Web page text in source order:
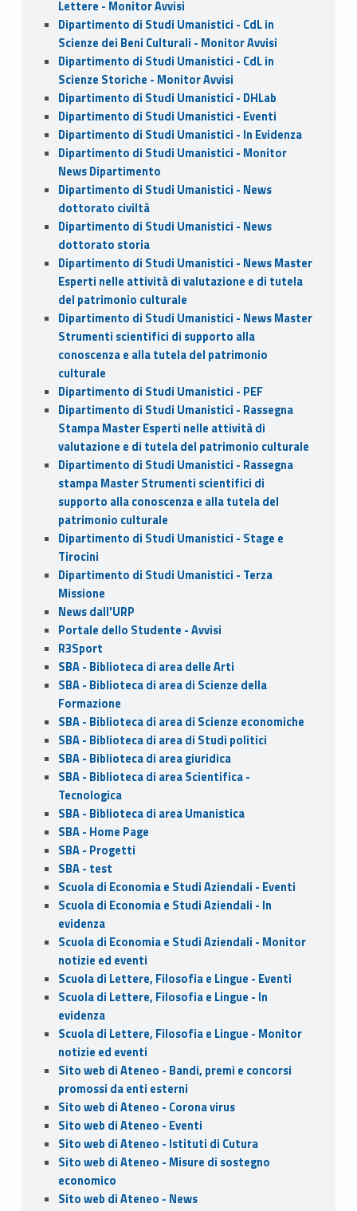
Lettere - Monitor Avvisi
Dipartimento di Studi Umanistici - CdL in
Scienze dei Beni Culturali - Monitor Avvisi
Dipartimento di Studi Umanistici - CdL in
Scienze Storiche - Monitor Avvisi
Dipartimento di Studi Umanistici - DHLab
Dipartimento di Studi Umanistici - Eventi
Dipartimento di Studi Umanistici - In Evidenza
Dipartimento di Studi Umanistici - Monitor
News Dipartimento
Dipartimento di Studi Umanistici - News
dottorato civiltà
Dipartimento di Studi Umanistici - News
dottorato storia
Dipartimento di Studi Umanistici - News Master
Esperti nelle attività di valutazione e di tutela
del patrimonio culturale
Dipartimento di Studi Umanistici - News Master
Strumenti scientifici di supporto alla
conoscenza e alla tutela del patrimonio
culturale
Dipartimento di Studi Umanistici - PEF
Dipartimento di Studi Umanistici - Rassegna
Stampa Master Esperti nelle attività di
valutazione e di tutela del patrimonio culturale
Dipartimento di Studi Umanistici - Rassegna
stampa Master Strumenti scientifici di
supporto alla conoscenza e alla tutela del
patrimonio culturale
Dipartimento di Studi Umanistici - Stage e
Tirocini
Dipartimento di Studi Umanistici - Terza
Missione
News dall'URP
Portale dello Studente - Avvisi
R3Sport
SBA - Biblioteca di area delle Arti
SBA - Biblioteca di area di Scienze della
Formazione
SBA - Biblioteca di area di Scienze economiche
SBA - Biblioteca di area di Studi politici
SBA - Biblioteca di area giuridica
SBA - Biblioteca di area Scientifica -
Tecnologica
SBA - Biblioteca di area Umanistica
SBA - Home Page
SBA - Progetti
SBA - test
Scuola di Economia e Studi Aziendali - Eventi
Scuola di Economia e Studi Aziendali - In
evidenza
Scuola di Economia e Studi Aziendali - Monitor
notizie ed eventi
Scuola di Lettere, Filosofia e Lingue - Eventi
Scuola di Lettere, Filosofia e Lingue - In
evidenza
Scuola di Lettere, Filosofia e Lingue - Monitor
notizie ed eventi
Sito web di Ateneo - Bandi, premi e concorsi
promossi da enti esterni
Sito web di Ateneo - Corona virus
Sito web di Ateneo - Eventi
Sito web di Ateneo - Istituti di Cutura
Sito web di Ateneo - Misure di sostegno
economico
Sito web di Ateneo - News